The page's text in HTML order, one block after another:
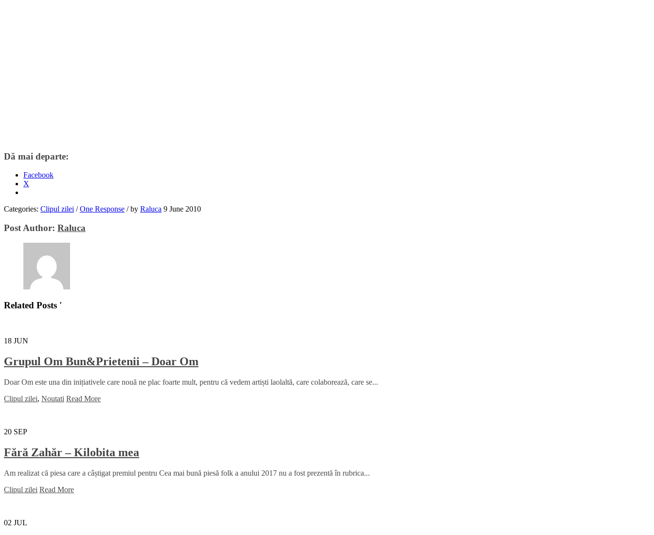
Dă mai departe:
Facebook
X
Categories: Clipul zilei / One Response /by Raluca 9 June 2010
Post Author: Raluca
Related Posts '
18 JUN
Grupul Om Bun&Prietenii – Doar Om
Doar Om este una din inițiativele care nouă ne plac foarte mult, pentru că vedem artiști laolaltă, care colaborează, care se...
Clipul zilei, Noutati Read More
20 SEP
Fără Zahăr – Kilobita mea
Am realizat că piesa care a câștigat premiul pentru Cea mai bună piesă folk a anului 2017 nu a fost prezentă în rubrica...
Clipul zilei Read More
02 JUL